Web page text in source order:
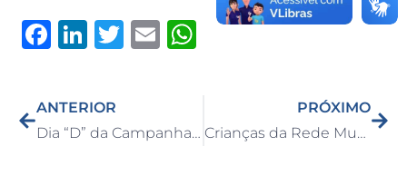
F
e
b
Li
e
dI
T
te
r
E
l
W
s
A
ANTERIOR
Dia “D” da Campanha Multivacinação acontece neste sábado, dia 7 de outubro, em todos os postos de saúde da cidade
PRÓXIMO
Crianças da Rede Municipal de Educação de Capivari são entrevistadas em programa da rádio Raízes FM